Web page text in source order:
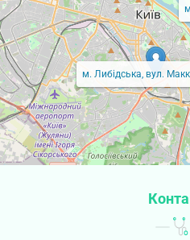
У Smart Medical Center у Києві працює
консультації дієтолога, у Смарт
послуги: аналізи , консультації
Для запису на консультацію
(044) 490-25-03. Адміністратор
проконсультує з приводу ціни на
м. Либідська, вул.